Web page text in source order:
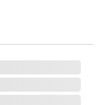
質な方はご遠